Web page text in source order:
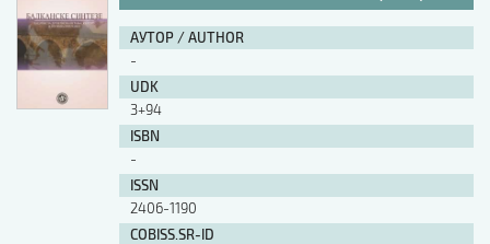
COBISS.SR-ID
АУТОР / AUTHOR
-
UDK
3+94
ISBN
-
ISSN
2406-1190
COBISS.SR-ID